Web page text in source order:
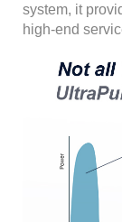
system, it
high-end